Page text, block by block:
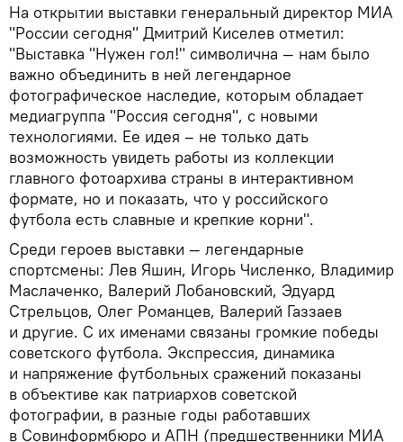
На открытии выставки генеральный директор МИА
"России сегодня" Дмитрий Киселев отметил:
"Выставка "Нужен гол!" символична — нам было
важно объединить в ней легендарное
фотографическое наследие, которым обладает
медиагруппа "Россия сегодня", с новыми
технологиями. Ее идея – не только дать
возможность увидеть работы из коллекции
главного фотоархива страны в интерактивном
формате, но и показать, что у российского
футбола есть славные и крепкие корни".
Среди героев выставки — легендарные
спортсмены: Лев Яшин, Игорь Численко, Владимир
Маслаченко, Валерий Лобановский, Эдуард
Стрельцов, Олег Романцев, Валерий Газзаев
и другие. С их именами связаны громкие победы
советского футбола. Экспрессия, динамика
и напряжение футбольных сражений показаны
в объективе как патриархов советской
фотографии, в разные годы работавших
в Совинформбюро и АПН (предшественники МИА